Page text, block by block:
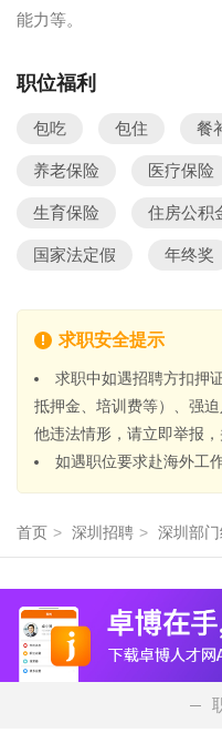
能力等。
职位福利
包吃 包住 餐
养老保险 医疗保险
生育保险 住房公积
国家法定假 年终奖
求职安全提示
求职中如遇招聘方扣押
抵押金、培训费等）、强
他违法情形，请立即举报
如遇职位要求赴海外工
首页 > 深圳招聘 > 深圳部